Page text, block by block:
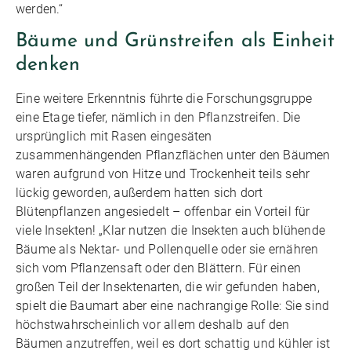
werden.“
Bäume und Grünstreifen als Einheit
denken
Eine weitere Erkenntnis führte die Forschungsgruppe
eine Etage tiefer, nämlich in den Pflanzstreifen. Die
ursprünglich mit Rasen eingesäten
zusammenhängenden Pflanzflächen unter den Bäumen
waren aufgrund von Hitze und Trockenheit teils sehr
lückig geworden, außerdem hatten sich dort
Blütenpflanzen angesiedelt – offenbar ein Vorteil für
viele Insekten! „Klar nutzen die Insekten auch blühende
Bäume als Nektar- und Pollenquelle oder sie ernähren
sich vom Pflanzensaft oder den Blättern. Für einen
großen Teil der Insektenarten, die wir gefunden haben,
spielt die Baumart aber eine nachrangige Rolle: Sie sind
höchstwahrscheinlich vor allem deshalb auf den
Bäumen anzutreffen, weil es dort schattig und kühler ist